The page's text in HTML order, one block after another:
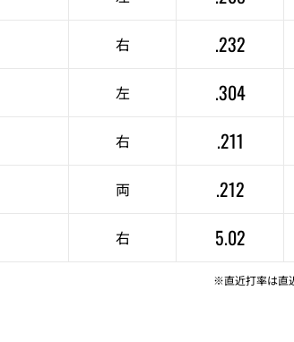
右
.232
左
.304
右
.211
両
.212
右 5.02
※直近打率は直